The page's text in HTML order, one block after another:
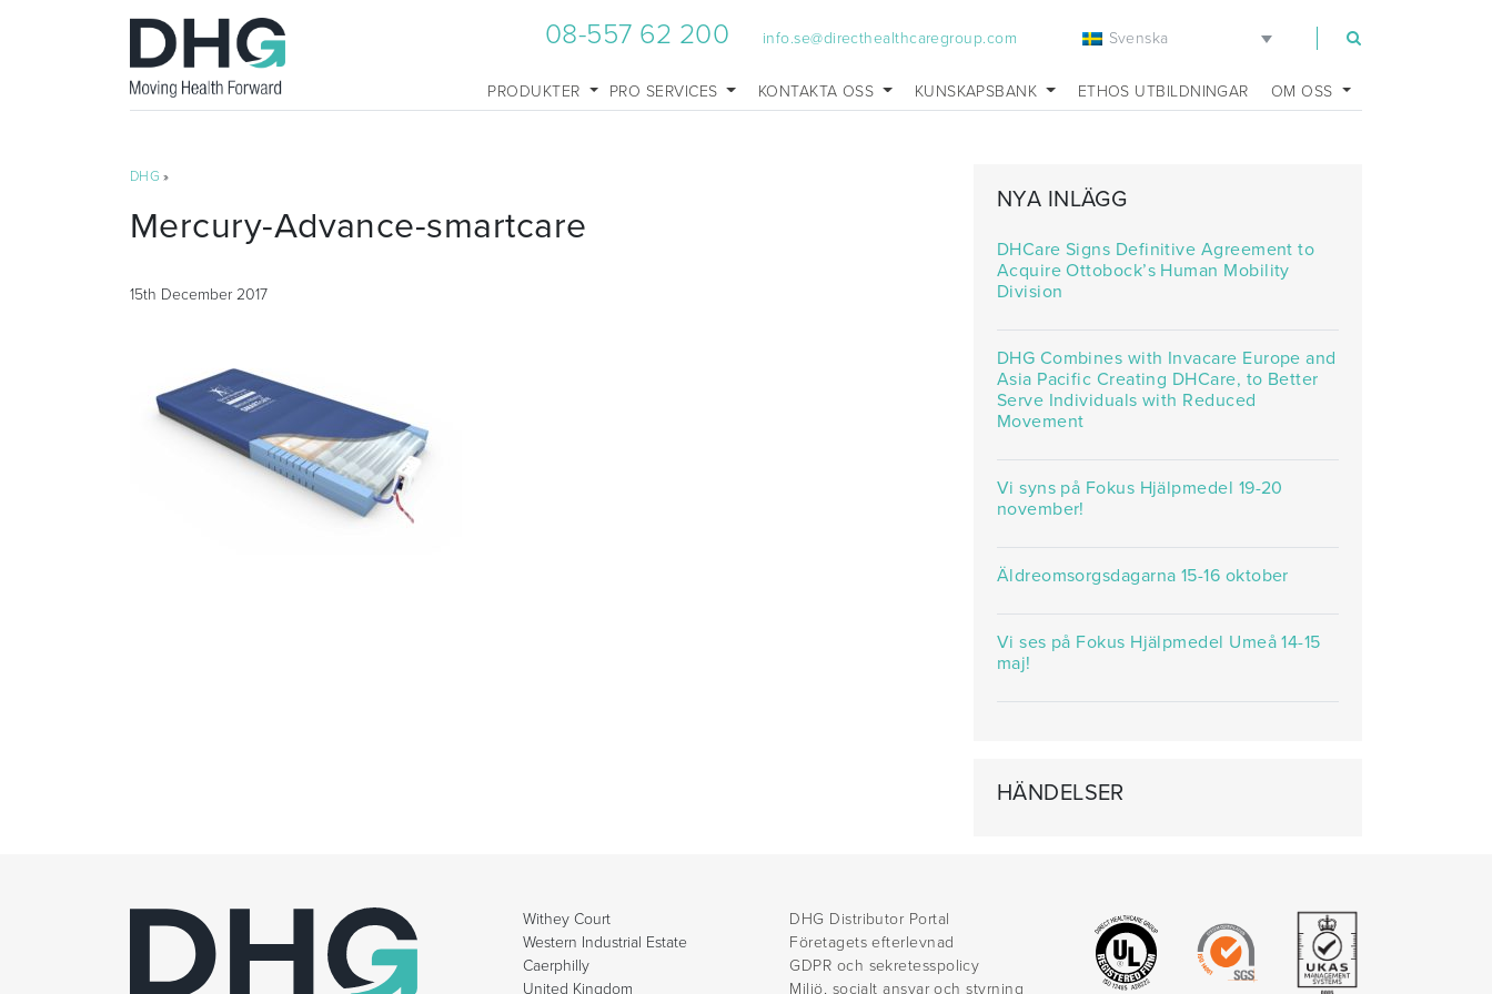
08-557 62 200 info.se@directhealthcaregroup.com Svenska
PRODUKTER PRO SERVICES KONTAKTA OSS KUNSKAPSBANK ETHOS UTBILDNINGAR OM OSS
DHG »
Mercury-Advance-smartcare
15th December 2017
NYA INLÄGG
DHCare Signs Definitive Agreement to
Acquire Ottobock’s Human Mobility
Division
DHG Combines with Invacare Europe and
Asia Pacific Creating DHCare, to Better
Serve Individuals with Reduced
Movement
Vi syns på Fokus Hjälpmedel 19-20
november!
Äldreomsorgsdagarna 15-16 oktober
Vi ses på Fokus Hjälpmedel Umeå 14-15
maj!
HÄNDELSER
Withey Court
Western Industrial Estate
Caerphilly
United Kingdom
DHG Distributor Portal
Företagets efterlevnad
GDPR och sekretesspolicy
Miljö, socialt ansvar och styrning